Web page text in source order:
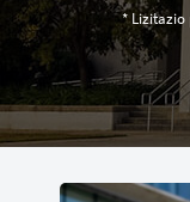
* Lizitazio